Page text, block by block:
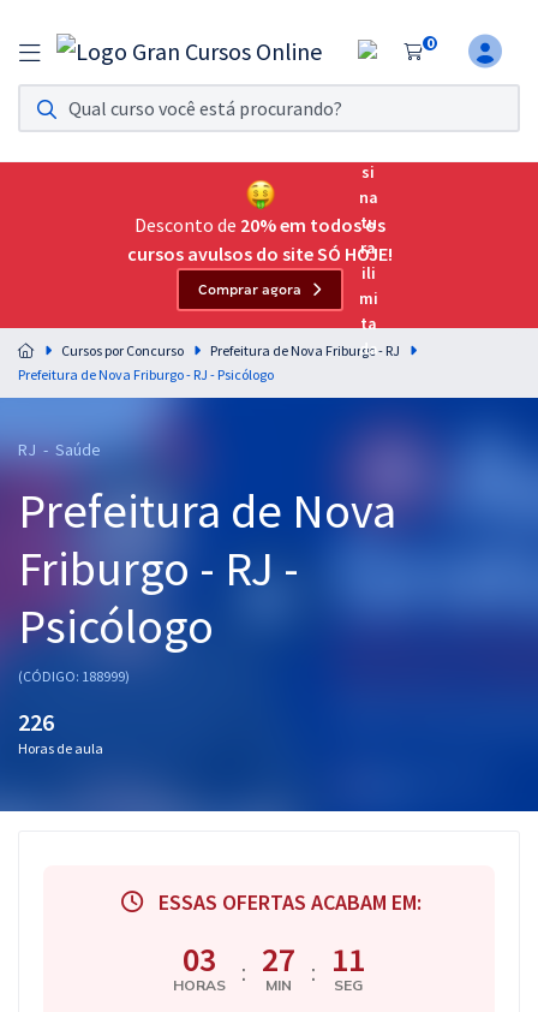
0
Assinatura Ilimitada 11
Acesso a todos os cursos. Teste grátis por 7 dias!
Assinatura OAB Até Passar
Acesso ilimitado a toda preparação para o Exame da
Residências Multiprofissionais
Preparação completa e intensiva para as principais
residências em saúde do Brasil
Cursos 20% OFF
Pós
Graduação
OAB
Mentorias
Desconto de 20% em todos os
cursos avulsos do site SÓ HOJE!
Comprar agora
Cursos por Concurso
Prefeitura de Nova Friburgo - RJ
Prefeitura de Nova Friburgo - RJ - Psicólogo
RJ - Saúde
Prefeitura de Nova
Friburgo - RJ -
Psicólogo
(CÓDIGO: 188999)
226
Horas de aula
ESSAS OFERTAS ACABAM EM:
03
HORAS : 27
MIN : 10
SEG